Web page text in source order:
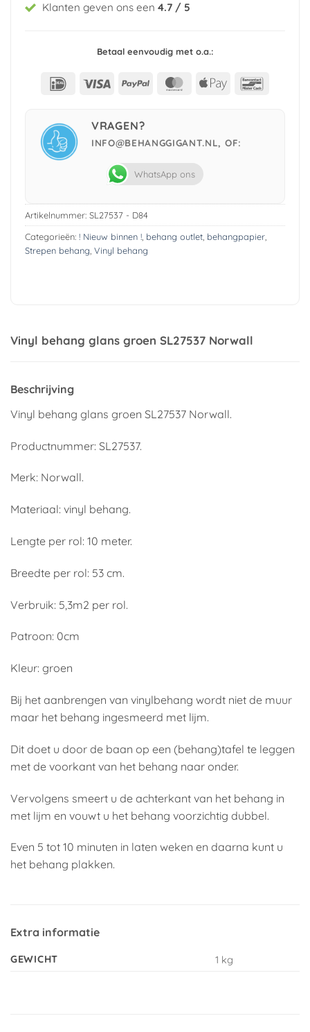
Klanten geven ons een 4.7 / 5
Betaal eenvoudig met o.a.:
IDeal Visa PayPal MasterCard
Apple
VRAGEN?
INFO@BEHANGGIGANT.NL, OF:
WhatsApp ons
Artikelnummer: SL27537 - D84
Categorieën: ! Nieuw binnen !, behang outlet, behangpapier,
Strepen behang Vinyl behang
Vinyl behang glans groen SL27537 Norwall
Beschrijving
Vinyl behang glans groen SL27537 Norwall.
Productnummer: SL27537.
Merk: Norwall.
Materiaal: vinyl behang.
Lengte per rol: 10 meter.
Breedte per rol: 53 cm.
Verbruik: 5,3m2 per rol.
Patroon: 0cm
Kleur: groen
Bij het aanbrengen van vinylbehang wordt niet de muur
maar het behang ingesmeerd met lijm.
Dit doet u door de baan op een (behang)tafel te leggen
met de voorkant van het behang naar onder.
Vervolgens smeert u de achterkant van het behang in
met lijm en vouwt u het behang voorzichtig dubbel.
Even 5 tot 10 minuten in laten weken en daarna kunt u
het behang plakken.
Extra informatie
GEWICHT 1 kg